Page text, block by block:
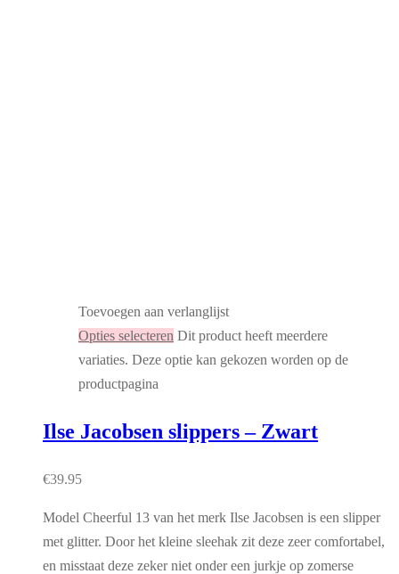
Toevoegen aan verlanglijst
Opties selecteren Dit product heeft meerdere
variaties. Deze optie kan gekozen worden op de
productpagina
Ilse Jacobsen slippers – Zwart
€39.95
Model Cheerful 13 van het merk Ilse Jacobsen is een slipper
met glitter. Door het kleine sleehak zit deze zeer comfortabel,
en misstaat deze zeker niet onder een jurkje op zomerse